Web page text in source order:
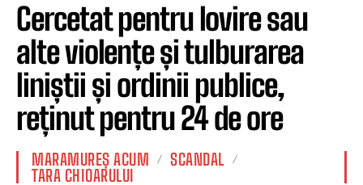
Cercetat pentru lovire sau
alte violențe și tulburarea
liniștii și ordinii publice,
reținut pentru 24 de ore
MARAMUREȘ ACUM
SCANDAL
TARA CHIOARULUI